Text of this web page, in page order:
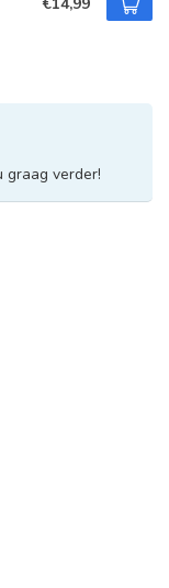
graag verder!